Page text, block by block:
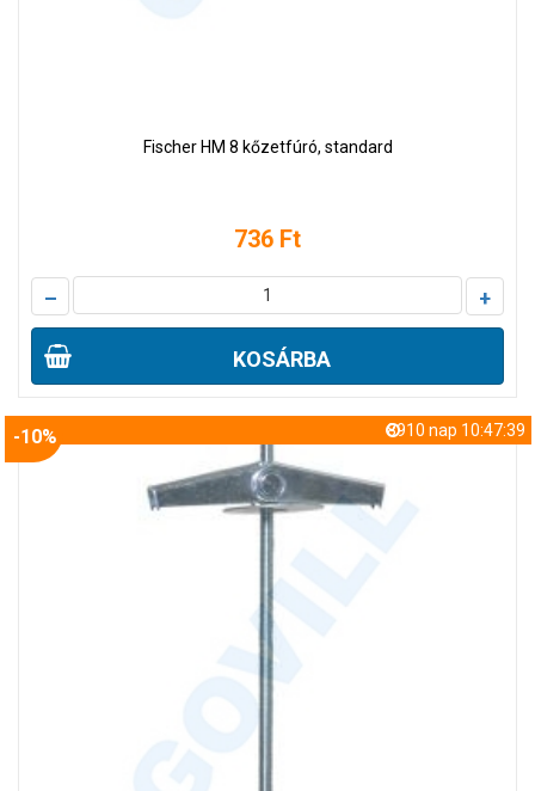
Fischer HM 8 kőzetfúró, standard
736 Ft
– +
KOSÁRBA
-10% 8910 nap 10:47:38